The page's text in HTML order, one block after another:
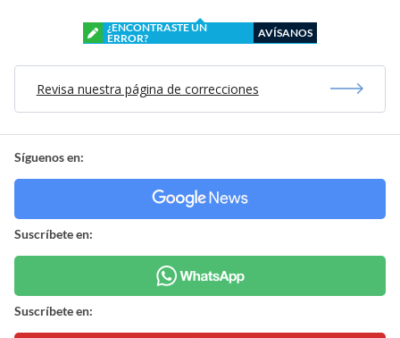
¿ENCONTRASTE UN
ERROR?
AVÍSANOS
Revisa nuestra página de correcciones
Síguenos en:
Suscríbete en:
Suscríbete en: